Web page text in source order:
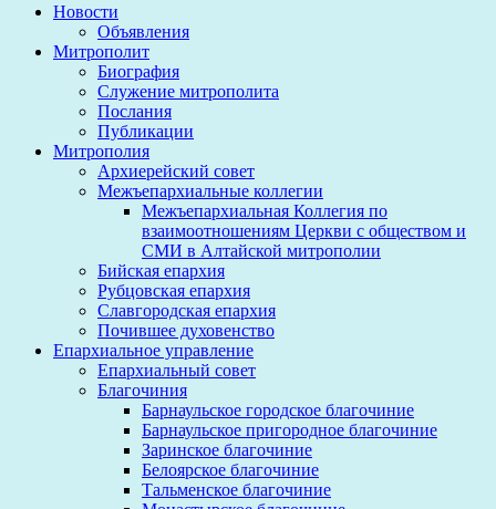
Новости
Объявления
Митрополит
Биография
Служение митрополита
Послания
Публикации
Митрополия
Архиерейский совет
Межъепархиальные коллегии
Межъепархиальная Коллегия по
взаимоотношениям Церкви с обществом и
СМИ в Алтайской митрополии
Бийская епархия
Рубцовская епархия
Славгородская епархия
Почившее духовенство
Епархиальное управление
Епархиальный совет
Благочиния
Барнаульское городское благочиние
Барнаульское пригородное благочиние
Заринское благочиние
Белоярское благочиние
Тальменское благочиние